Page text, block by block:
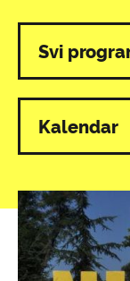
Svi
Kalendar